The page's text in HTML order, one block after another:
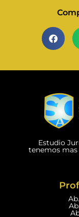
Estudio
tenemos